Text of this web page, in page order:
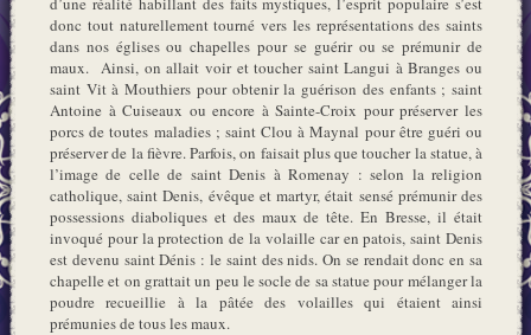
donc tout naturellement tourné vers les représentations des saints
dans nos églises ou chapelles pour se guérir ou se prémunir de
maux. Ainsi, on allait voir et toucher saint Langui à Branges ou
saint Vit à Mouthiers pour obtenir la guérison des enfants ; saint
Antoine à Cuiseaux ou encore à Sainte-Croix pour préserver les
porcs de toutes maladies ; saint Clou à Maynal pour être guéri ou
préserver de la fièvre. Parfois, on faisait plus que toucher la statue, à
l’image de celle de saint Denis à Romenay : selon la religion
catholique, saint Denis, évêque et martyr, était sensé prémunir des
possessions diaboliques et des maux de tête. En Bresse, il était
invoqué pour la protection de la volaille car en patois, saint Denis
est devenu saint Dénis : le saint des nids. On se rendait donc en sa
chapelle et on grattait un peu le socle de sa statue pour mélanger la
poudre recueillie à la pâtée des volailles qui étaient ainsi
prémunies de tous les maux.